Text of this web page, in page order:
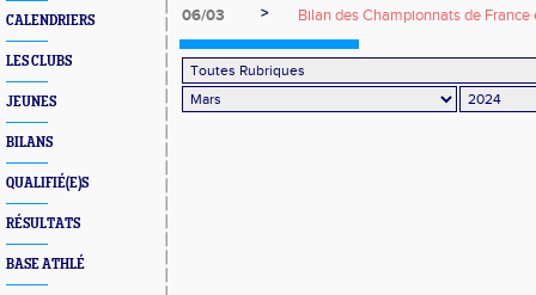
CALENDRIERS
LES CLUBS
JEUNES
BILANS
QUALIFIÉ(E)S
RÉSULTATS
BASE ATHLÉ
06/03
> Bilan des Championnats de France